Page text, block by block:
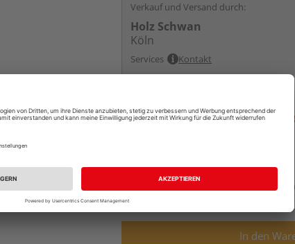
Verkauf und Versand durch:
Holz Schwan
Köln
Services Kontakt
Ihr Standort ist nicht im
Auf Vorbestellung:
In den